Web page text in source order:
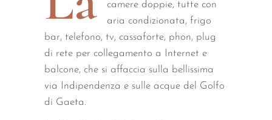
camere doppie, tutte con
aria condizionata, frigo
bar, telefono, tv, cassaforte, phon, plug
di rete per collegamento a Internet e
balcone, che si affaccia sulla bellissima
via Indipendenza e sulle acque del Golfo
di Gaeta.